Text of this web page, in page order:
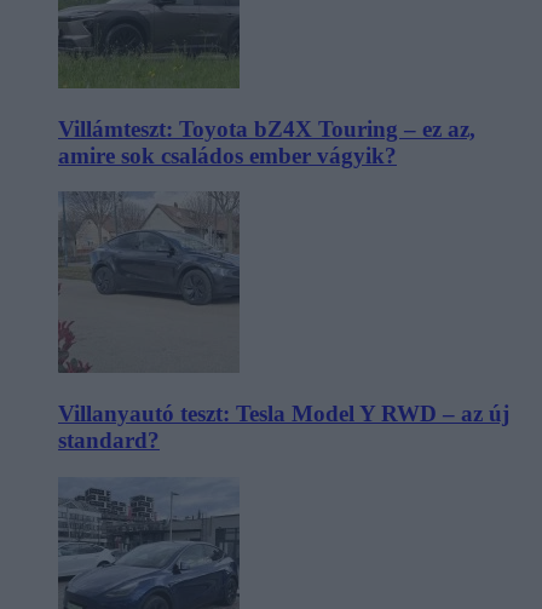
Villámteszt: Toyota bZ4X Touring – ez az,
amire sok családos ember vágyik?
Villanyautó teszt: Tesla Model Y RWD – az új
standard?